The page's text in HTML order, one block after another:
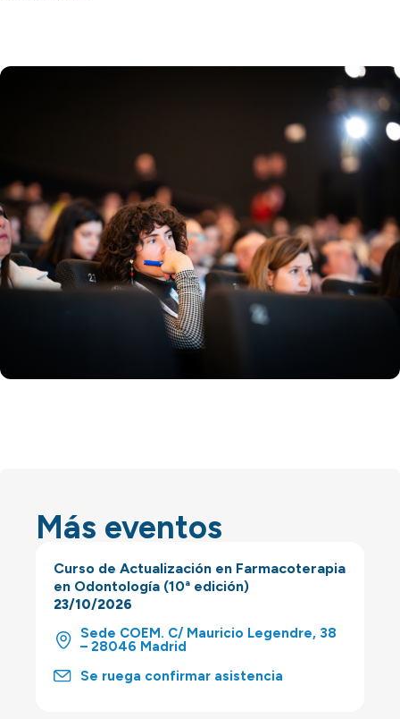
Más eventos
Curso de Actualización en Farmacoterapia
en Odontología (10ª edición)
23/10/2026
Sede COEM. C/ Mauricio Legendre, 38
– 28046 Madrid
Se ruega confirmar asistencia